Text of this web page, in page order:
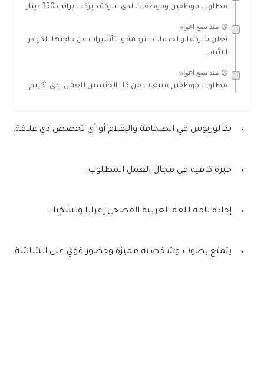
مطلوب موظفين وموظفات لدى شركة دايركت براتب 350 دينار
منذ بضع اعوام
تعلن شركه الو لخدمات الترجمة والتأشيرات عن حاجتها للكوادر
الاتيه...
منذ بضع اعوام
مطلوب موظفين مبيعات من كلا الجنسين للعمل لدى تكريم
بكالوريوس في الصحافة والإعلام أو أي تخصص ذي علاقة.
خبرة كافية في مجال العمل المطلوب.
إجادة تامة للغة العربية الفصحى إعرابا وتشكيلا.
يتمتع بصوت وشخصية مميزة وحضور قوي على الشاشة.